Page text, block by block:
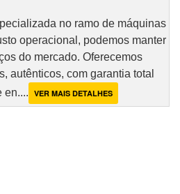
no ramo de máquinas
operacional, podemos manter
do mercado. Oferecemos
autênticos, com garantia total
en.... VER MAIS DETALHES